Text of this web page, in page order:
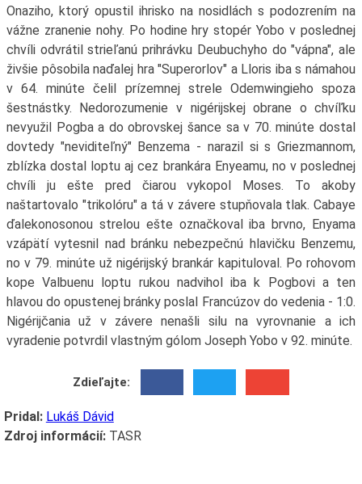
Onaziho, ktorý opustil ihrisko na nosidlách s podozrením na
vážne zranenie nohy. Po hodine hry stopér Yobo v poslednej
chvíli odvrátil strieľanú prihrávku Deubuchyho do "vápna", ale
živšie pôsobila naďalej hra "Superorlov" a Lloris iba s námahou
v 64. minúte čelil prízemnej strele Odemwingieho spoza
šestnástky. Nedorozumenie v nigérijskej obrane o chvíľku
nevyužil Pogba a do obrovskej šance sa v 70. minúte dostal
dovtedy "neviditeľný" Benzema - narazil si s Griezmannom,
zblízka dostal loptu aj cez brankára Enyeamu, no v poslednej
chvíli ju ešte pred čiarou vykopol Moses. To akoby
naštartovalo "trikolóru" a tá v závere stupňovala tlak. Cabaye
ďalekonosonou strelou ešte označkoval iba brvno, Enyama
vzápätí vytesnil nad bránku nebezpečnú hlavičku Benzemu,
no v 79. minúte už nigérijský brankár kapituloval. Po rohovom
kope Valbuenu loptu rukou nadvihol iba k Pogbovi a ten
hlavou do opustenej bránky poslal Francúzov do vedenia - 1:0.
Nigérijčania už v závere nenašli silu na vyrovnanie a ich
vyradenie potvrdil vlastným gólom Joseph Yobo v 92. minúte.
Zdieľajte:
Pridal: Lukáš Dávid
Zdroj informácií:TASR